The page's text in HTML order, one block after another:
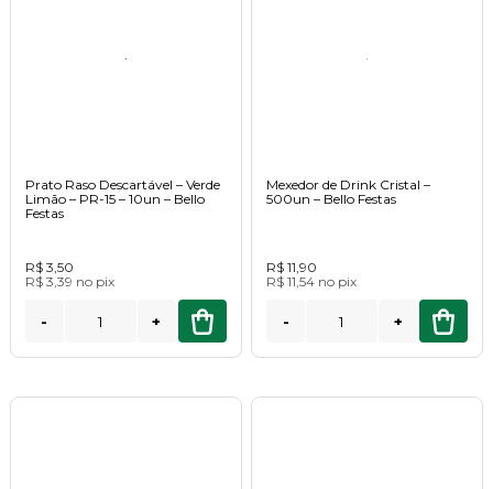
Prato Raso Descartável – Verde
Limão – PR-15 – 10un – Bello
Festas
R$ 3,50
R$ 3,39 no pix
- +
Mexedor de Drink Cristal –
500un – Bello Festas
R$ 11,90
R$ 11,54 no pix
- +